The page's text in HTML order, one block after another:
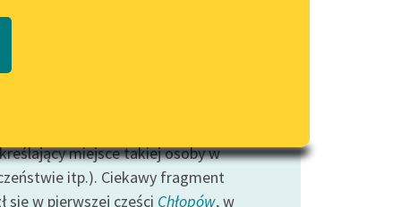
PDF
wrażliwych
Deklaracja dostępności
temu hasłu mogliśmy zebrać
z których wyłania się obraz
miejsce takiej osoby w
itp.). Ciekawy fragment
się w pierwszej części Chłopów, w